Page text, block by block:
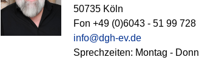
50735 Köln
Fon +49 (0)6043 - 51 99 728
info@dgh-ev.de
Sprechzeiten: Montag -